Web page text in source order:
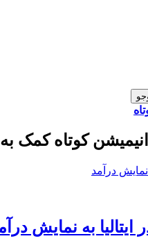
کوتاه کمک
ایتالیا به نمایش